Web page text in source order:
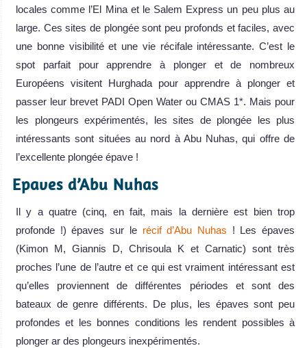
locales comme l’El Mina et le Salem Express un peu plus au
large. Ces sites de plongée sont peu profonds et faciles, avec
une bonne visibilité et une vie récifale intéressante. C’est le
spot parfait pour apprendre à plonger et de nombreux
Européens visitent Hurghada pour apprendre à plonger et
passer leur brevet PADI Open Water ou CMAS 1*. Mais pour
les plongeurs expérimentés, les sites de plongée les plus
intéressants sont situées au nord à Abu Nuhas, qui offre de
l’excellente plongée épave !
Epaves d’Abu Nuhas
Il y a quatre (cinq, en fait, mais la dernière est bien trop
profonde !) épaves sur le récif d’Abu Nuhas ! Les épaves
(Kimon M, Giannis D, Chrisoula K et Carnatic) sont très
proches l’une de l’autre et ce qui est vraiment intéressant est
qu’elles proviennent de différentes périodes et sont des
bateaux de genre différents. De plus, les épaves sont peu
profondes et les bonnes conditions les rendent possibles à
plonger ar des plongeurs inexpérimentés.